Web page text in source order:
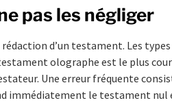
pas les négliger
d’un testament. Les types
olographe est le plus
Une erreur fréquente
immédiatement le testament nul